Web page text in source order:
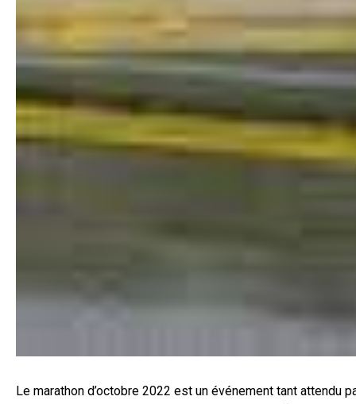
Le marathon d’octobre 2022 est un événement tant attendu